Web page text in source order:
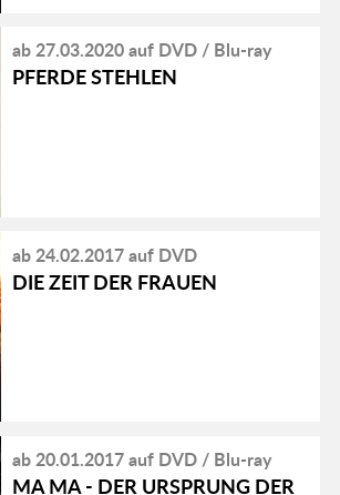
ab 27.03.2020 auf DVD / Blu-ray
PFERDE STEHLEN
ab 24.02.2017 auf DVD
DIE ZEIT DER FRAUEN
ab 20.01.2017 auf DVD / Blu-ray
MA MA - DER URSPRUNG DER